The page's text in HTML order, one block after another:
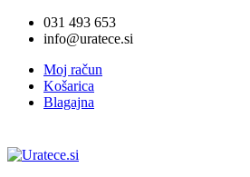
031 493 653
info@uratece.si
Moj račun
Košarica
Blagajna